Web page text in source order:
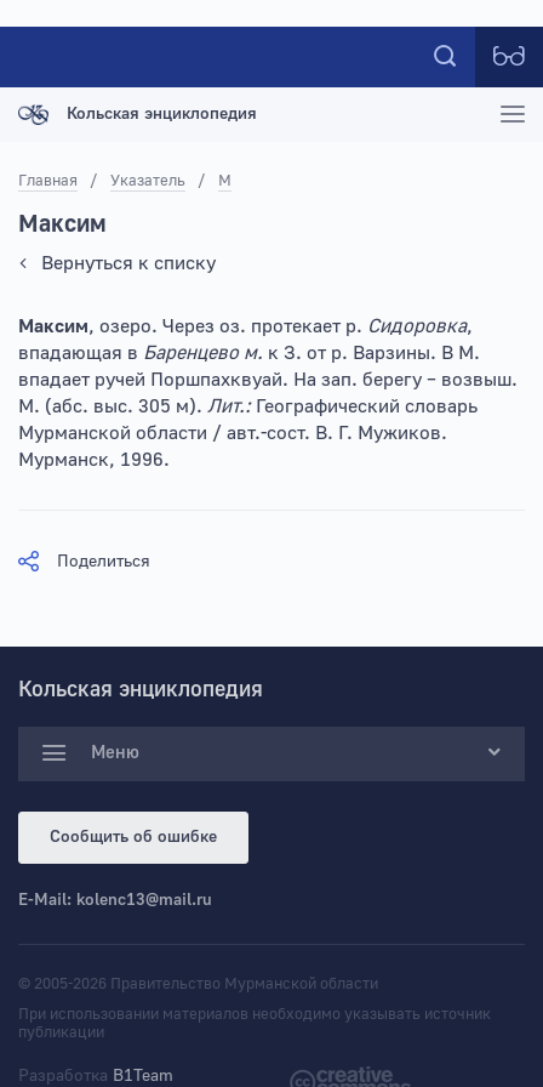
Кольская энциклопедия
Главная / Указатель / М
Максим
Вернуться к списку
Максим, озеро. Через оз. протекает р. Сидоровка,
впадающая в Баренцево м. к З. от р. Варзины. В М.
впадает ручей Поршпахквуай. На зап. берегу – возвыш.
М. (абс. выс. 305 м). Лит.: Географический словарь
Мурманской области / авт.-сост. В. Г. Мужиков.
Мурманск, 1996.
Поделиться
Кольская энциклопедия
Меню
Сообщить об ошибке
E-Mail: kolenc13@mail.ru
© 2005-2026 Правительство Мурманской области
При использовании материалов необходимо указывать источник
публикации
Разработка B1Team